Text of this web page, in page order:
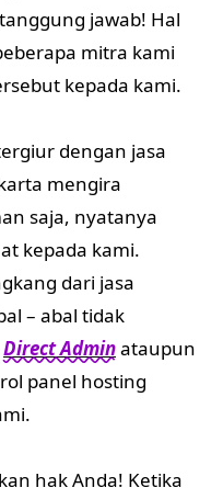
jawab! Hal
mitra kami
kepada kami.
dengan jasa
mengira
saja, nyatanya
kepada kami.
dari jasa
– abal tidak
Direct Adminataupun
panel hosting
hak Anda! Ketika